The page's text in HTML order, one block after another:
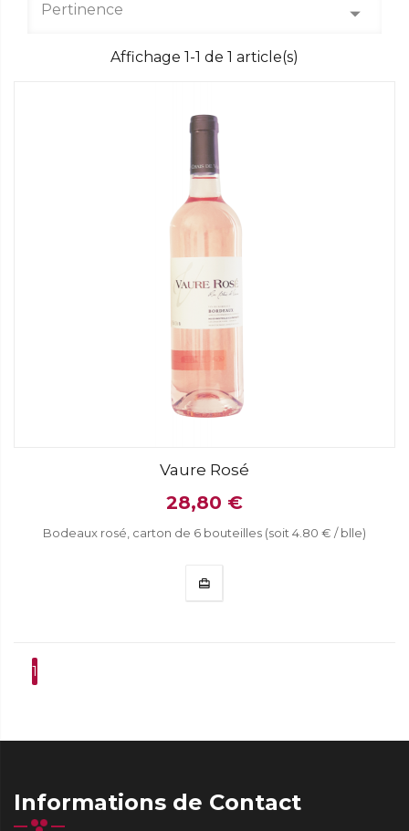
Pertinence arrow_drop_down
Affichage 1-1 de 1 article(s)
Vaure Rosé
28,80 €
Bodeaux rosé, carton de 6 bouteilles (soit 4.80 € / blle)
1
Informations de Contact